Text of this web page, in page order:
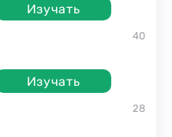
Изучать
Изучать
40
28